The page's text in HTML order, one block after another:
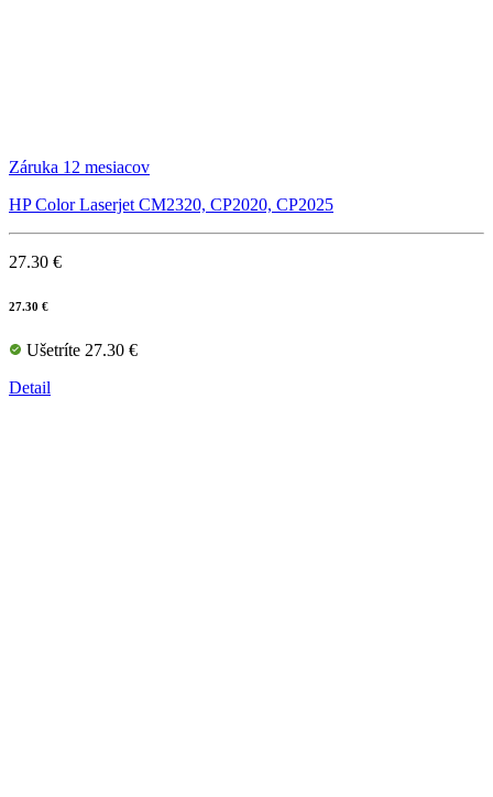
Záruka 12 mesiacov
HP Color Laserjet CM2320, CP2020, CP2025
27.30 €
27.30 €
Ušetríte 27.30 €
Detail